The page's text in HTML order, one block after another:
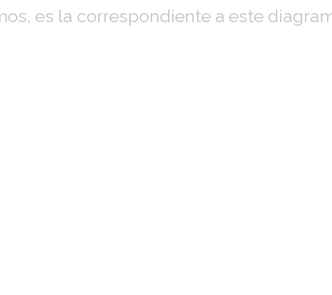
es la correspondiente a este